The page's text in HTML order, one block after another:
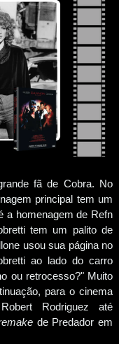
fã de Cobra. No
principal tem um
a homenagem de Refn
tem um palito de
usou sua página no
ao lado do carro
ou retrocesso?" Muito
para o cinema
Rodriguez até
de Predador em